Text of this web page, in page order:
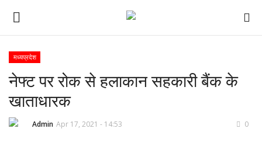
ई-पेपर
होम
मध्यप्रदेश
नेफ्ट पर रोक से हलाकान सहकारी बैंक के
खाताधारक
Admin Apr 17, 2021 - 14:53 0